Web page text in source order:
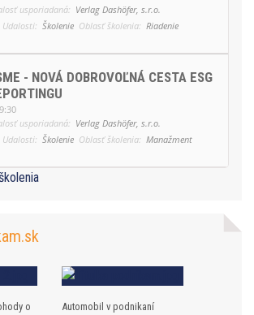
usporiadaná: Verlag Dashöfer, s.r.o.
Udalosti: Školenie Oblasť školenia: Riadenie
- NOVÁ DOBROVOĽNÁ CESTA ESG
9:30
usporiadaná: Verlag Dashöfer, s.r.o.
Udalosti: Školenie Oblasť školenia: Manažment
o
Automobil v podnikaní